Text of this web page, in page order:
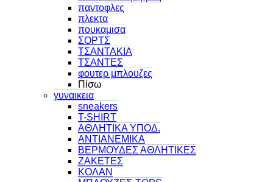
παντοφλες
πλεκτα
πουκαμισα
ΣΟΡΤΣ
ΤΣΑΝΤΑΚΙΑ
ΤΣΑΝΤΕΣ
φουτερ μπλουζες
Πίσω
γυναικεια
sneakers
T-SHIRT
ΑΘΛΗΤΙΚΑ ΥΠΟΔ.
ΑΝΤΙΑΝΕΜΙΚΑ
ΒΕΡΜΟΥΔΕΣ ΑΘΛΗΤΙΚΕΣ
ΖΑΚΕΤΕΣ
ΚΟΛΑΝ